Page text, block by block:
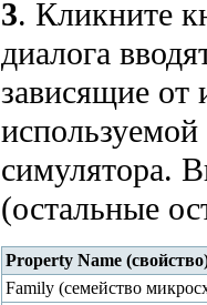
3. Кликните
диалога
зависящие от
симулятора.
(остальные
Property Name
Family (семейство